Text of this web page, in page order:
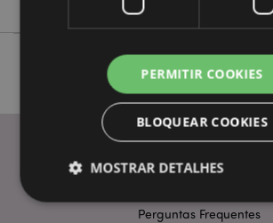
Perguntas Frequentes
PERMITIR COOKIES
BLOQUEAR COOKIES
MOSTRAR DETALHES